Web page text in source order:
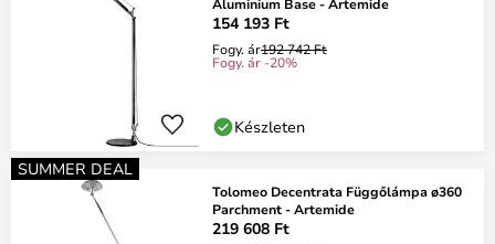
154 193 Ft
Fogy. ár192 742 Ft
Fogy. ár -20%
Készleten
SUMMER DEAL
Tolomeo Decentrata Függőlámpa ø360
Parchment - Artemide
219 608 Ft